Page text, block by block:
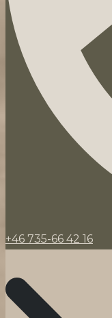
+46 735-66 42 16